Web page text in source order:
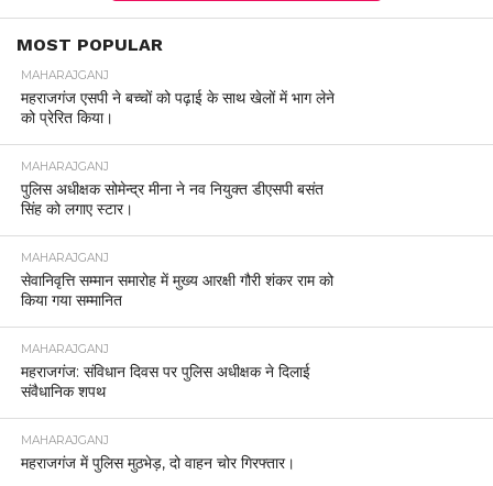
MOST POPULAR
MAHARAJGANJ
महराजगंज एसपी ने बच्चों को पढ़ाई के साथ खेलों में भाग लेने
को प्रेरित किया।
MAHARAJGANJ
पुलिस अधीक्षक सोमेन्द्र मीना ने नव नियुक्त डीएसपी बसंत
सिंह को लगाए स्टार।
MAHARAJGANJ
सेवानिवृत्ति सम्मान समारोह में मुख्य आरक्षी गौरी शंकर राम को
किया गया सम्मानित
MAHARAJGANJ
महराजगंज: संविधान दिवस पर पुलिस अधीक्षक ने दिलाई
संवैधानिक शपथ
MAHARAJGANJ
महराजगंज में पुलिस मुठभेड़, दो वाहन चोर गिरफ्तार।